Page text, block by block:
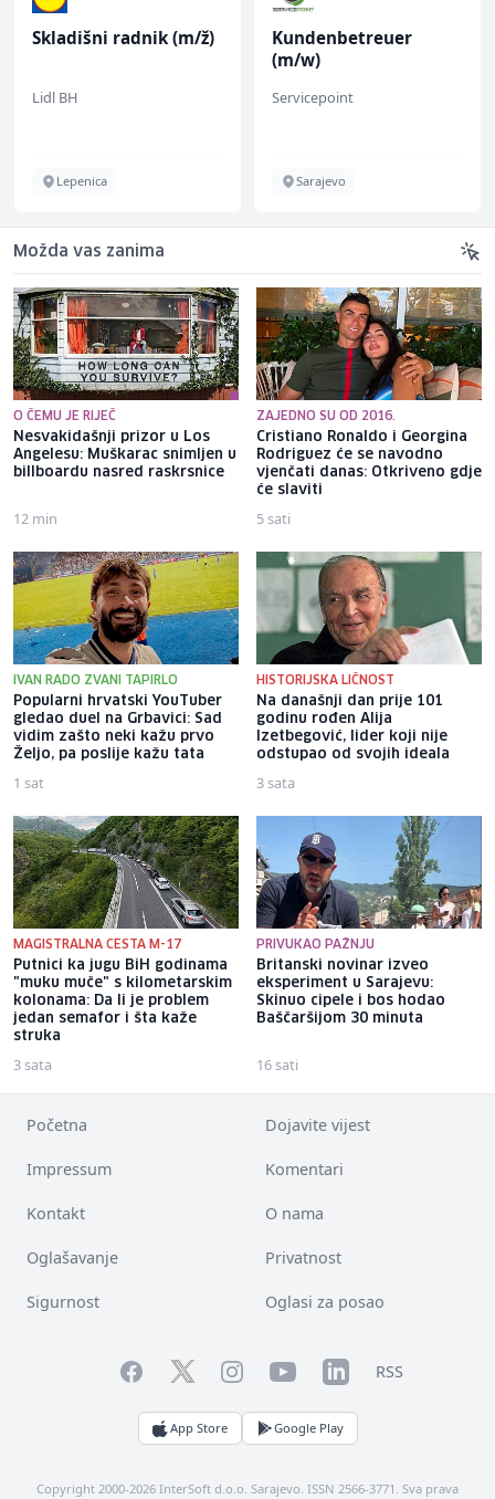
Skladišni radnik (m/ž)
Lidl BH
Lepenica
Kundenbetreuer
(m/w)
Servicepoint
Sarajevo
Možda vas zanima
O ČEMU JE RIJEČ
Nesvakidašnji prizor u Los
Angelesu: Muškarac snimljen u
billboardu nasred raskrsnice
12 min
ZAJEDNO SU OD 2016.
Cristiano Ronaldo i Georgina
Rodriguez će se navodno
vjenčati danas: Otkriveno gdje
će slaviti
5 sati
IVAN RADO ZVANI TAPIRLO
Popularni hrvatski YouTuber
gledao duel na Grbavici: Sad
vidim zašto neki kažu prvo
Željo, pa poslije kažu tata
1 sat
HISTORIJSKA LIČNOST
Na današnji dan prije 101
godinu rođen Alija
Izetbegović, lider koji nije
odstupao od svojih ideala
3 sata
MAGISTRALNA CESTA M-17
Putnici ka jugu BiH godinama
"muku muče" s kilometarskim
kolonama: Da li je problem
jedan semafor i šta kaže
struka
3 sata
PRIVUKAO PAŽNJU
Britanski novinar izveo
eksperiment u Sarajevu:
Skinuo cipele i bos hodao
Baščaršijom 30 minuta
16 sati
Početna Dojavite vijest
Impressum Komentari
Kontakt O nama
Oglašavanje Privatnost
Sigurnost Oglasi za posao
FacebookTwitterInstagramYouTubeLinkedInRSS
App Store Google Play
Copyright 2000-2026 InterSoft d.o.o. Sarajevo. ISSN 2566-3771. Sva prava